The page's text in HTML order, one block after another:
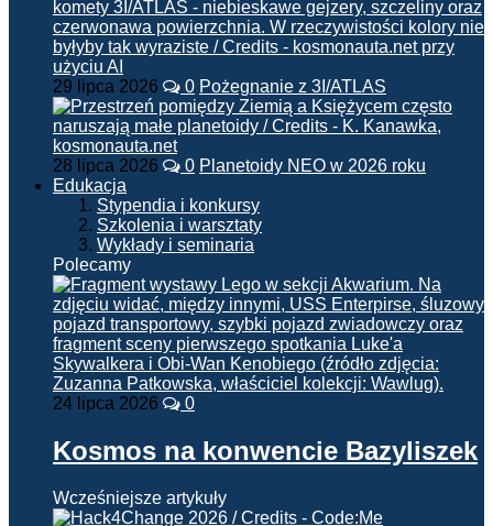
29 lipca 2026 0 Pożegnanie z 3I/ATLAS
28 lipca 2026 0 Planetoidy NEO w 2026 roku
Edukacja
Stypendia i konkursy
Szkolenia i warsztaty
Wykłady i seminaria
Polecamy
24 lipca 2026 0
Kosmos na konwencie Bazyliszek
Wcześniejsze artykuły